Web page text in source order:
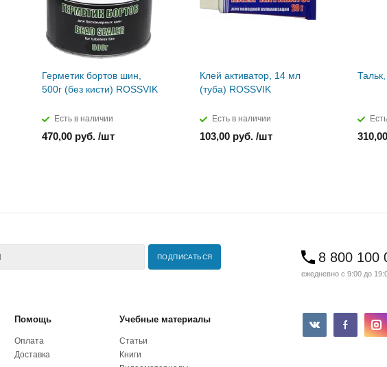
Герметик бортов шин,
500г (без кисти) ROSSVIK
Есть в наличии
470,00 руб. /шт
Клей активатор, 14 мл
(туба) ROSSVIK
Есть в наличии
103,00 руб. /шт
8 800 100
ежедневно с 9:00 до
Помощь Учебные материалы
Оплата
Доставка
Статьи
Книги